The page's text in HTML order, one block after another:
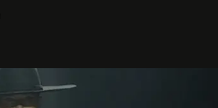
caminho para muitos
senso de missão na vida e